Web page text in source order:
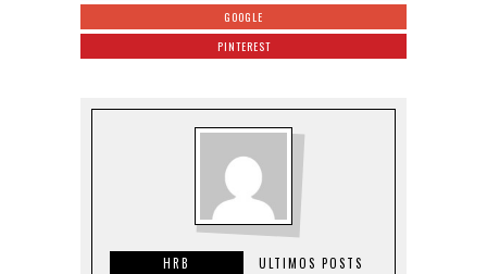
GOOGLE
PINTEREST
HRB ULTIMOS POSTS